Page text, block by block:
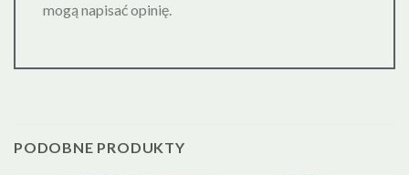
mogą napisać opinię.
PODOBNE PRODUKTY